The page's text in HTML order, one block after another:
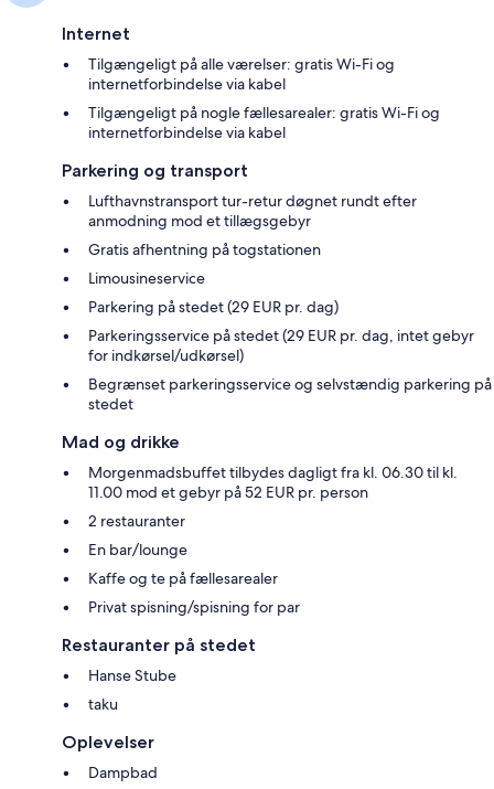
Internet
Tilgængeligt på alle værelser: gratis Wi-Fi og
internetforbindelse via kabel
Tilgængeligt på nogle fællesarealer: gratis Wi-Fi og
internetforbindelse via kabel
Parkering og transport
Lufthavnstransport tur-retur døgnet rundt efter
anmodning mod et tillægsgebyr
Gratis afhentning på togstationen
Limousineservice
Parkering på stedet (29 EUR pr. dag)
Parkeringsservice på stedet (29 EUR pr. dag, intet gebyr
for indkørsel/udkørsel)
Begrænset parkeringsservice og selvstændig parkering på
stedet
Mad og drikke
Morgenmadsbuffet tilbydes dagligt fra kl. 06.30 til kl.
11.00 mod et gebyr på 52 EUR pr. person
2 restauranter
En bar/lounge
Kaffe og te på fællesarealer
Privat spisning/spisning for par
Restauranter på stedet
Hanse Stube
taku
Oplevelser
Dampbad